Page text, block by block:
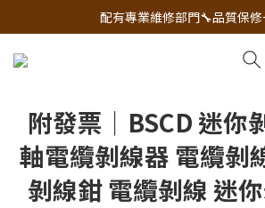
🔧電動工具&五金唯一首選 宇慶
配有專業維修部門🔧品質保
🔧電動工具&五金唯一首選 宇慶
附發票｜BSCD 迷你
軸電纜剝線器 電纜剝
剝線鉗 電纜剝線 迷